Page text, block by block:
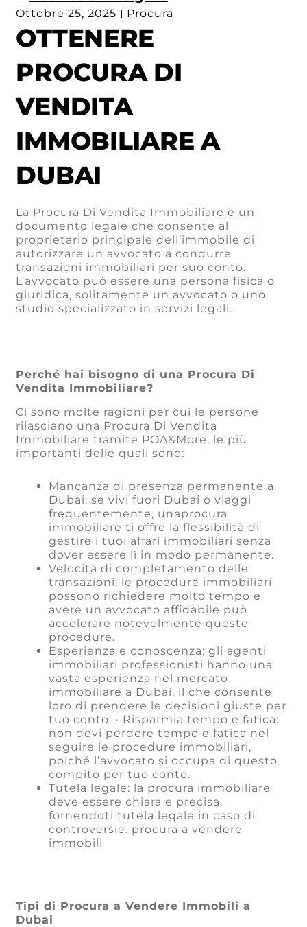
Ottobre 25, 2025 Procura
OTTENERE
PROCURA DI
VENDITA
IMMOBILIARE A
DUBAI
La Procura Di Vendita Immobiliare è un
documento legale che consente al
proprietario principale dell’immobile di
autorizzare un avvocato a condurre
transazioni immobiliari per suo conto.
L’avvocato può essere una persona fisica o
giuridica, solitamente un avvocato o uno
studio specializzato in servizi legali.
Perché hai bisogno di una Procura Di
Vendita Immobiliare?
Ci sono molte ragioni per cui le persone
rilasciano una Procura Di Vendita
Immobiliare tramite POA&More, le più
importanti delle quali sono:
Mancanza di presenza permanente a
Dubai: se vivi fuori Dubai o viaggi
frequentemente, unaprocura
immobiliare ti offre la flessibilità di
gestire i tuoi affari immobiliari senza
dover essere lì in modo permanente.
Velocità di completamento delle
transazioni: le procedure immobiliari
possono richiedere molto tempo e
avere un avvocato affidabile può
accelerare notevolmente queste
procedure.
Esperienza e conoscenza: gli agenti
immobiliari professionisti hanno una
vasta esperienza nel mercato
immobiliare a Dubai, il che consente
loro di prendere le decisioni giuste per
tuo conto. • Risparmia tempo e fatica:
non devi perdere tempo e fatica nel
seguire le procedure immobiliari,
poiché l’avvocato si occupa di questo
compito per tuo conto.
Tutela legale: la procura immobiliare
deve essere chiara e precisa,
fornendoti tutela legale in caso di
controversie. procura a vendere
immobili
Tipi di Procura a Vendere Immobili a
Dubai